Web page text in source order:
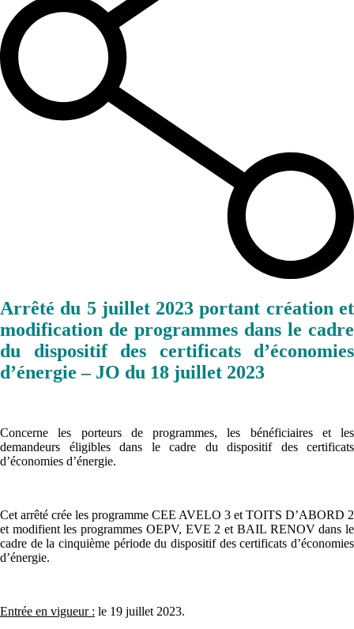
Arrêté du 5 juillet 2023 portant création et
modification de programmes dans le cadre
du dispositif des certificats d’économies
d’énergie – JO du 18 juillet 2023
Concerne les porteurs de programmes, les bénéficiaires et les
demandeurs éligibles dans le cadre du dispositif des certificats
d’économies d’énergie.
Cet arrêté crée les programme CEE AVELO 3 et TOITS D’ABORD 2
et modifient les programmes OEPV, EVE 2 et BAIL RENOV dans le
cadre de la cinquième période du dispositif des certificats d’économies
d’énergie.
Entrée en vigueur : le 19 juillet 2023.